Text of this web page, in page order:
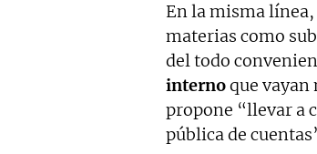
En la misma
materias como
del todo
internoque
propone “llevar a
pública de